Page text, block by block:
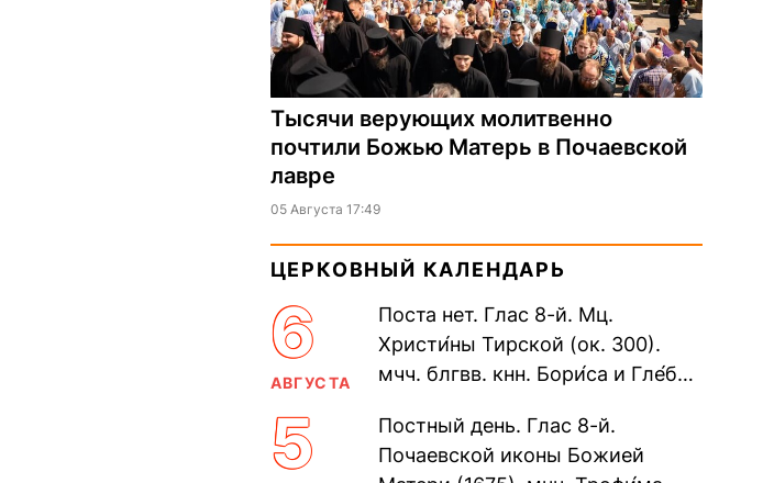
Тысячи верующих молитвенно
почтили Божью Матерь в Почаевской
лавре
05 Августа 17:49
ЦЕРКОВНЫЙ КАЛЕНДАРЬ
6
АВГУСТА
Поста нет. Глас 8-й. Мц.
Христи́ны Тирской (ок. 300).
мчч. блгвв. кнн. Бори́са и Гле́ба,
Дави́да (1015). Прп....
5
Постный день. Глас 8-й.
Почаевской иконы Божией